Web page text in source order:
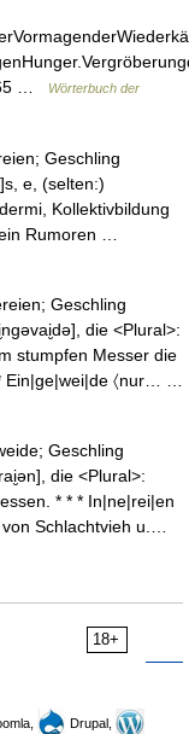
…
Wörterbuch der
Geschling
e, (selten:)
Kollektivbildung
Rumoren …
Geschling
die <Plural>:
stumpfen Messer die
〈nur… …
Geschling
die <Plural>:
* * * In|ne|rei|en
von Schlachtvieh u.…
18+
Drupal,